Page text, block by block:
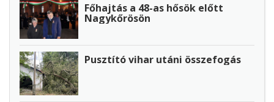
Főhajtás a 48-as hősök előtt
Nagykőrösön
Pusztító vihar utáni összefogás